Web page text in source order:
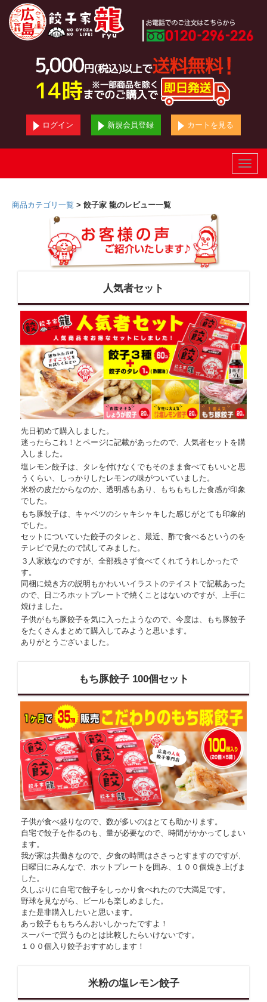
ログイン 新規会員登録 カートを見る
Toggle
商品カテゴリ一覧 > 餃子家 龍のレビュー一覧
人気者セット
先日初めて購入しました。
迷ったらこれ！とページに記載があったので、人気者セットを購
入しました。
塩レモン餃子は、タレを付けなくでもそのまま食べてもいいと思
うくらい、しっかりしたレモンの味がついていました。
米粉の皮だからなのか、透明感もあり、もちもちした食感が印象
でした。
もち豚餃子は、キャベツのシャキシャキした感じがとても印象的
でした。
セットについていた餃子のタレと、最近、酢で食べるというのを
テレビで見たので試してみました。
３人家族なのですが、全部残さず食べてくれてうれしかったで
す。
同梱に焼き方の説明もかわいいイラストのテイストで記載あった
ので、日ごろホットプレートで焼くことはないのですが、上手に
焼けました。
子供がもち豚餃子を気に入ったようなので、今度は、もち豚餃子
をたくさんまとめて購入してみようと思います。
ありがとうございました。
もち豚餃子 100個セット
子供が食べ盛りなので、数が多いのはとても助かります。
自宅で餃子を作るのも、量が必要なので、時間がかかってしまい
ます。
我が家は共働きなので、夕食の時間はささっとすますのですが、
日曜日にみんなで、ホットプレートを囲み、１００個焼き上げま
した。
久しぶりに自宅で餃子をしっかり食べれたので大満足です。
野球を見ながら、ビールも楽しめました。
また是非購入したいと思います。
あっ餃子ももちろんおいしかったですよ！
スーパーで買うものとは比較したらいけないです。
１００個入り餃子おすすめします！
米粉の塩レモン餃子